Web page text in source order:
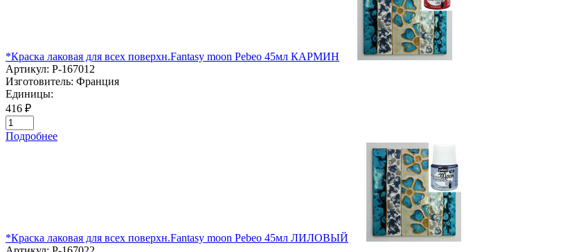
*Краска лаковая для всех поверхн.Fantasy moon Pebeo 45мл КАРМИН
Артикул: P-167012
Изготовитель: Франция
Единицы:
416 ₽
Подробнее
*Краска лаковая для всех поверхн.Fantasy moon Pebeo 45мл ЛИЛОВЫЙ